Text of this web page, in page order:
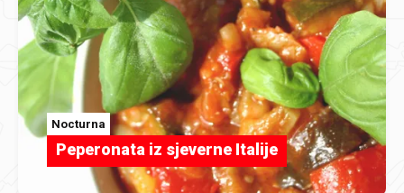
Nocturna
Peperonata iz sjeverne Italije